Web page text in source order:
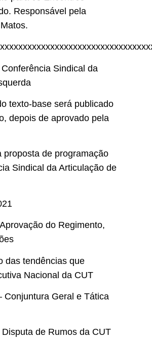
Responsável pela
Sindical da
texto-base será publicado
depois de aprovado pela
proposta de programação
Sindical da Articulação de
do Regimento,
das tendências que
Nacional da CUT
Conjuntura Geral e Tática
de Rumos da CUT